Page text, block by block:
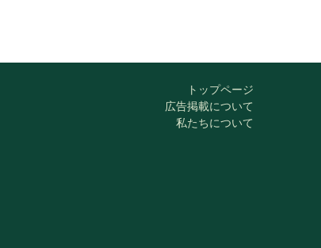
トップページ
広告掲載について
私たちについて